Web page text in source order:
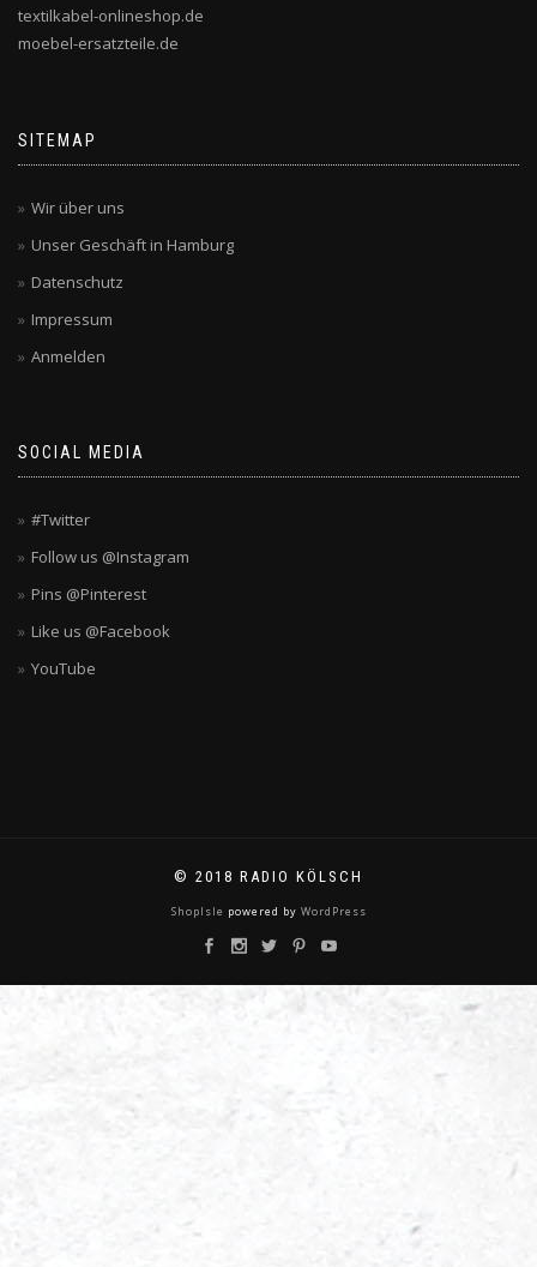
textilkabel-onlineshop.de
moebel-ersatzteile.de
SITEMAP
Wir über uns
Unser Geschäft in Hamburg
Datenschutz
Impressum
Anmelden
SOCIAL MEDIA
#Twitter
Follow us @Instagram
Pins @Pinterest
Like us @Facebook
YouTube
© 2018 RADIO KÖLSCH
ShopIsle powered by WordPress